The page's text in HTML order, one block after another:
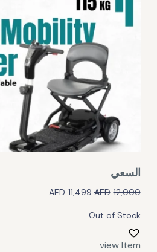
السعي
AED 12,000
AED 11,499
Out of Stock
view Item